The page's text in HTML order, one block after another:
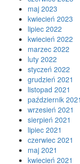
maj 2023
kwiecień 2023
lipiec 2022
kwiecień 2022
marzec 2022
luty 2022
styczeń 2022
grudzień 2021
listopad 2021
październik 2021
wrzesień 2021
sierpień 2021
lipiec 2021
czerwiec 2021
maj 2021
kwiecień 2021